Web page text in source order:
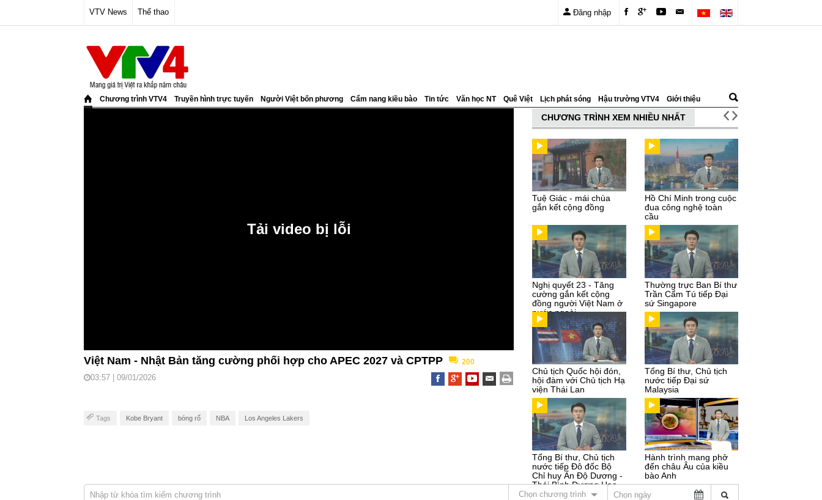
VTV News Thể thao Đăng nhập
Chương trình VTV4 Truyền hình trực tuyến Người Việt bốn phương Cẩm nang kiều bào Tin tức Văn học NT Quê Việt Lịch phát sóng Hậu trường VTV4 Giới thiệu
Việt Nam - Nhật Bản tăng cường phối hợp cho APEC 2027 và CPTPP 200
03:57 | 09/01/2026
Tags Kobe Bryant bóng rổ NBA Los Angeles Lakers
CHƯƠNG TRÌNH XEM NHIỀU NHẤT
Tuệ Giác - mái chùa
gắn kết cộng đồng
Hồ Chí Minh trong cuộc
đua công nghệ toàn
cầu
Nghị quyết 23 - Tăng
cường gắn kết cộng
đồng người Việt Nam ở
nước ngoài
Thường trực Ban Bí thư
Trần Cẩm Tú tiếp Đại
sứ Singapore
Chủ tịch Quốc hội đón,
hội đàm với Chủ tịch Hạ
viện Thái Lan
Tổng Bí thư, Chủ tịch
nước tiếp Đại sứ
Malaysia
Tổng Bí thư, Chủ tịch
nước tiếp Đô đốc Bộ
Chỉ huy Ấn Độ Dương -
Thái Bình Dương Hoa
Kỳ
Hành trình mang phở
đến châu Âu của kiều
bào Anh
Chọn chương trình